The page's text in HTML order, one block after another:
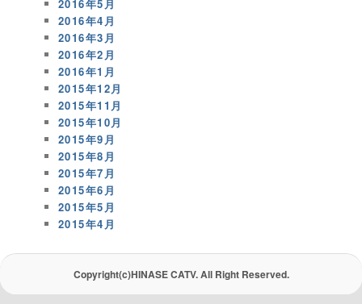
2016年5月
2016年4月
2016年3月
2016年2月
2016年1月
2015年12月
2015年11月
2015年10月
2015年9月
2015年8月
2015年7月
2015年6月
2015年5月
2015年4月
Copyright(c)HINASE CATV. All Right Reserved.